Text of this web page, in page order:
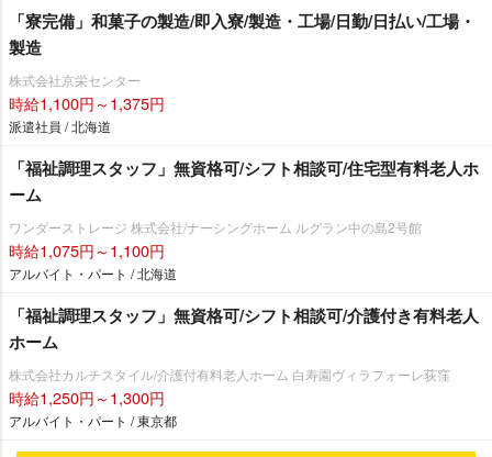
「寮完備」和菓子の製造/即入寮/製造・工場/日勤/日払い/工場・
製造
株式会社京栄センター
時給1,100円～1,375円
派遣社員 / 北海道
「福祉調理スタッフ」無資格可/シフト相談可/住宅型有料老人ホ
ーム
ワンダーストレージ 株式会社/ナーシングホーム ルグラン中の島2号館
時給1,075円～1,100円
アルバイト・パート / 北海道
「福祉調理スタッフ」無資格可/シフト相談可/介護付き有料老人
ホーム
株式会社カルチスタイル/介護付有料老人ホーム 白寿園ヴィラフォーレ荻窪
時給1,250円～1,300円
アルバイト・パート / 東京都